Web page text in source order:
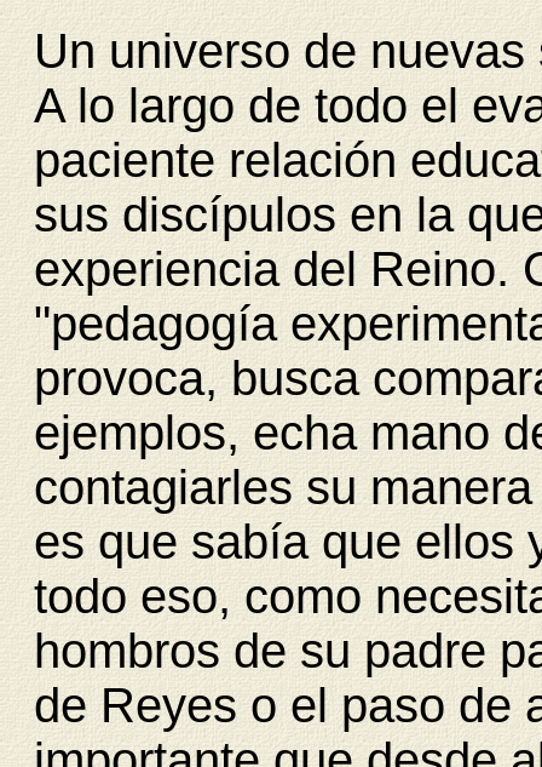
Un universo de
A lo largo de todo el
paciente relación
sus discípulos en la
experiencia del Reino.
"pedagogía
provoca, busca
ejemplos, echa mano
contagiarles su
es que sabía que ellos
todo eso, como
hombros de su padre
de Reyes o el paso de